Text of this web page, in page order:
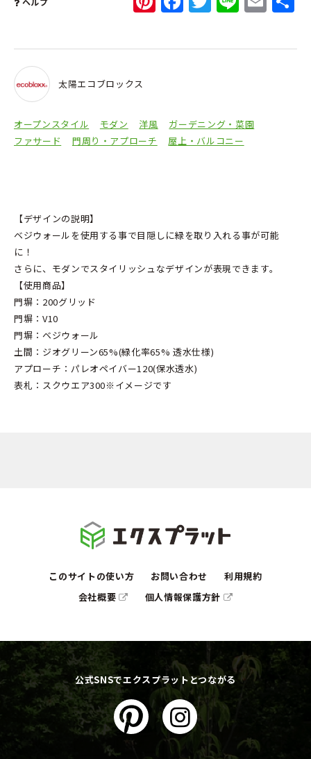
太陽エコブロックス
オープンスタイル モダン 洋風
ガーデニング・菜園
ファサード
門周り・アプローチ 屋上・バルコニー
【デザインの説明】
ベジウォールを使用する事で目隠しに緑を取り入れる事が可能
に！
さらに、モダンでスタイリッシュなデザインが表現できます。
【使用商品】
門塀：200グリッド
門塀：V10
門塀：ベジウォール
土間：ジオグリーン65%(緑化率65% 透水仕様)
アプローチ：パレオペイバー120(保水透水)
表札：スクウエア300※イメージです
このサイトの使い方 お問い合わせ
利用規約
会社概要
個人情報保護方針
公式SNSでエクスプラットとつながる